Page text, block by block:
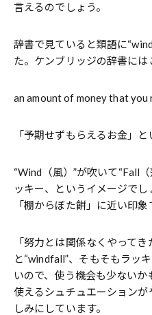
言えるのでしょう。
辞書で見ていると類語に
た。ケンブリッジの辞書には
an amount of money that you
「予期せずもらえるお金」と
“Wind（風）”が吹いて“Fall
ッキー、というイメージで
「棚からぼた餅」に近い印象
「努力とは関係なくやって
と“windfall”、そもそもラッ
いので、使う機会も少ない
使えるシュチュエーション
しみにしています。